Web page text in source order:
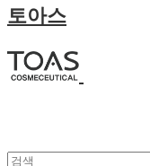
토아스